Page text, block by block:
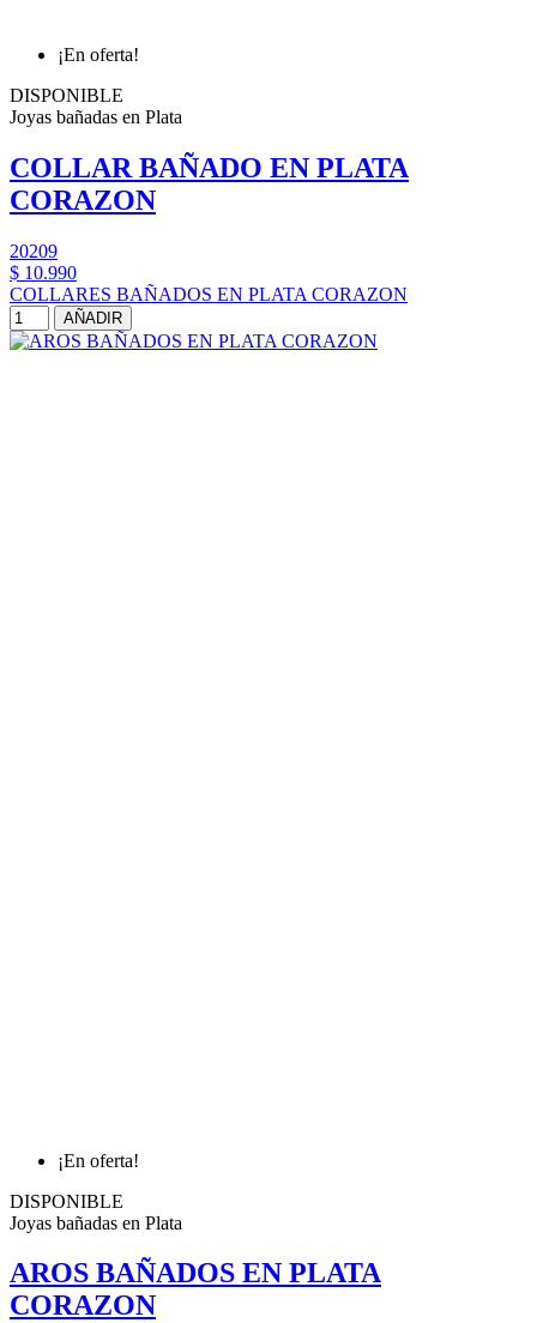
¡En oferta!
DISPONIBLE
Joyas bañadas en Plata
COLLAR BAÑADO EN PLATA
CORAZON
20209
$ 10.990
COLLARES BAÑADOS EN PLATA CORAZON
AÑADIR
¡En oferta!
DISPONIBLE
Joyas bañadas en Plata
AROS BAÑADOS EN PLATA
CORAZON